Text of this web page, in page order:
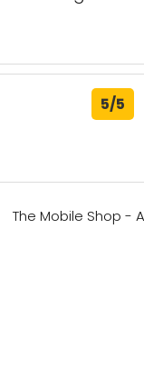
5/5
The Mobile Shop -